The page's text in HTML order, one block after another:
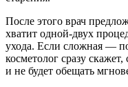
После этого врач
хватит одной-двух
ухода. Если сложная —
косметолог сразу
и не будет обещать